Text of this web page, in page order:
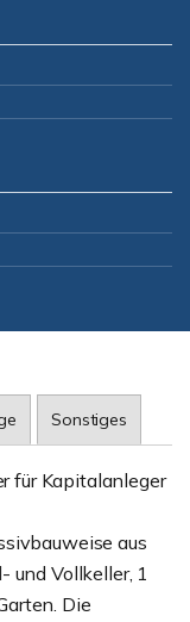
Sonstiges
für Kapitalanleger
aus
und Vollkeller, 1
Die